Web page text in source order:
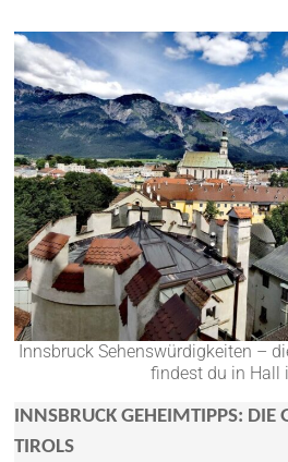
Innsbruck Sehenswürdigkeiten –
findest du in Hall
INNSBRUCK GEHEIMTIPPS: DIE
TIROLS